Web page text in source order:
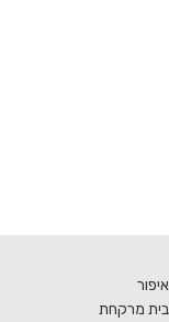
איפור
בית מרקחת